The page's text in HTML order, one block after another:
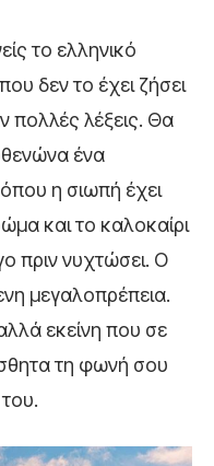
το ελληνικό
δεν το έχει ζήσει
πολλές λέξεις. Θα
ένα
η σιωπή έχει
και το καλοκαίρι
πριν νυχτώσει. Ο
μεγαλοπρέπεια.
εκείνη που σε
τη φωνή σου